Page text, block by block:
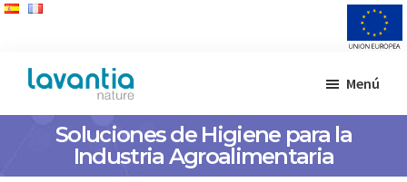
Saltar
contenido
Saltar
pie
Nature
Fabricante
productos
de
Menú
Soluciones de Higiene para la
Industria Agroalimentaria